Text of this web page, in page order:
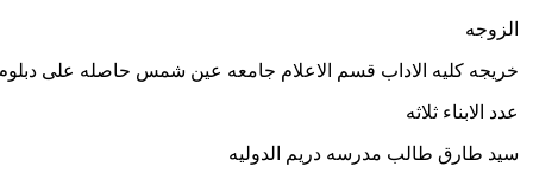
الزوجه
خريجه كليه الاداب قسم الاعلام جامعه عين شمس حاصله على دبلوم
عدد الابناء ثلاثه
سيد طارق طالب مدرسه دريم الدوليه